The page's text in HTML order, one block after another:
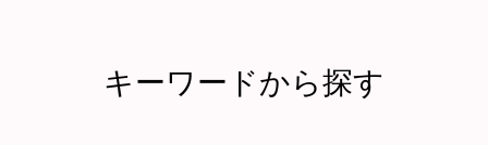
キーワードから探す